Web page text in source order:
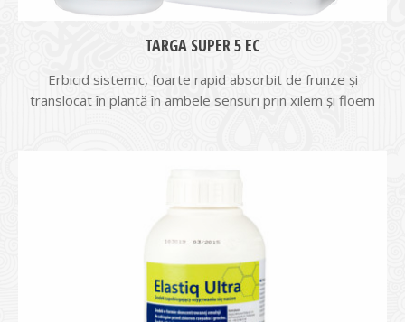
TARGA SUPER 5 EC
Erbicid sistemic, foarte rapid absorbit de frunze şi
translocat în plantă în ambele sensuri prin xilem şi floem